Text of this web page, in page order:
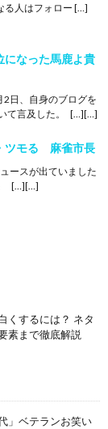
る人はフォロー […]
になった馬鹿よ貴
2日、自身のブログを
て言及した。 […][…]
ツモる 麻雀市長
ースが出ていました
[…][…]
くするには？ ネタ
素まで徹底解説
」ベテランお笑い